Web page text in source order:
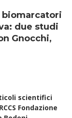
biomarcatori
due studi
Gnocchi,
scientifici
Fondazione